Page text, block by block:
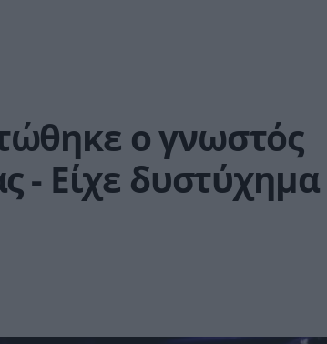
ο γνωστός
- Είχε δυστύχημα